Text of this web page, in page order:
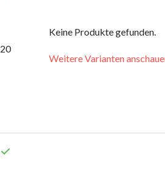
Keine Produkte gefunden.
Weitere Varianten